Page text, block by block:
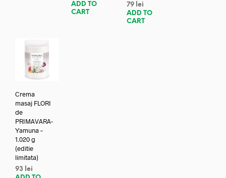
ADD TO
CART
79 lei
ADD TO
CART
Crema
masaj FLORI
de
PRIMAVARA-
Yamuna –
1.020 g
(editie
limitata)
93
lei